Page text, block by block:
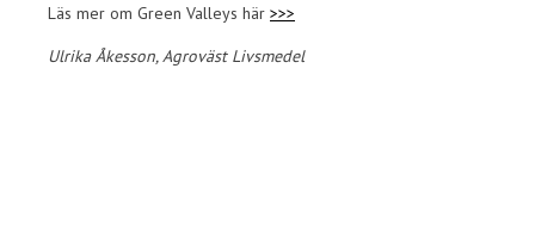
Läs mer om Green Valleys här >>>
Ulrika Åkesson, Agroväst Livsmedel